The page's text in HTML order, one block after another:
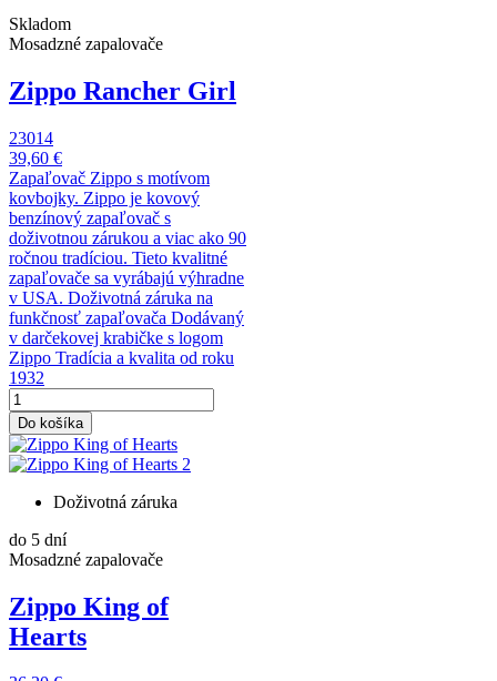
Skladom
Mosadzné zapalovače
Zippo Rancher Girl
23014
39,60 €
Zapaľovač Zippo s motívom
kovbojky. Zippo je kovový
benzínový zapaľovač s
doživotnou zárukou a viac ako 90
ročnou tradíciou. Tieto kvalitné
zapaľovače sa vyrábajú výhradne
v USA. Doživotná záruka na
funkčnosť zapaľovača Dodávaný
v darčekovej krabičke s logom
Zippo Tradícia a kvalita od roku
1932
Do košíka
Doživotná záruka
do 5 dní
Mosadzné zapalovače
Zippo King of
Hearts